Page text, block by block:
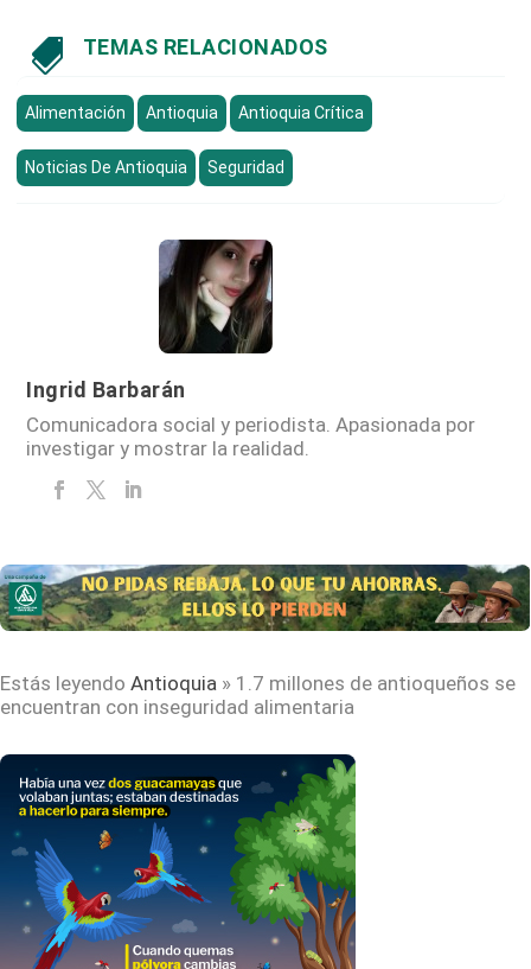
 TEMAS RELACIONADOS
Alimentación Antioquia Antioquia Crítica
Noticias De Antioquia Seguridad
Ingrid Barbarán
Comunicadora social y periodista. Apasionada por
investigar y mostrar la realidad.
Estás leyendo Antioquia » 1.7 millones de antioqueños se
encuentran con inseguridad alimentaria